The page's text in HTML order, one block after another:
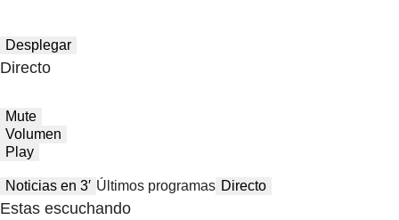
Desplegar
Directo
Mute
Volumen
Play
Noticias en 3′ Últimos programas Directo
Estas escuchando